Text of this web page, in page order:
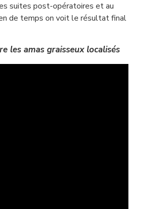
suites post-opératoires et au
de temps on voit le résultat final
les amas graisseux localisés